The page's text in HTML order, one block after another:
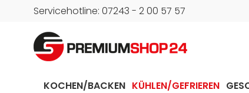
Servicehotline: 07243 - 2 00 57 57
KOCHEN/BACKEN KÜHLEN/GEFRIEREN